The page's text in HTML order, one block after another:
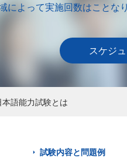
によって実施回数はことな
スケジ
語能力試験とは
試験内容と問題例